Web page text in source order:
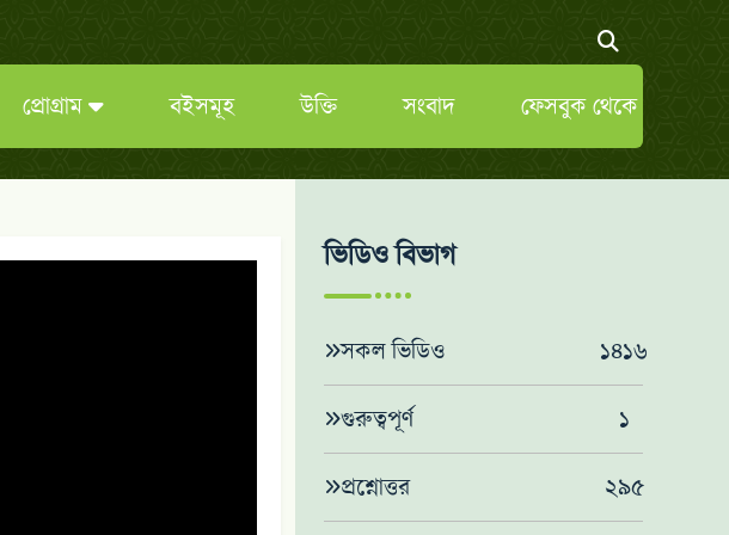
প্রোগ্রাম বইসমূহ উক্তি সংবাদ ফেসবুক থেকে
ভিডিও বিভাগ
সকল ভিডিও ১৪১৬
গুরুত্বপূর্ণ ১
প্রশ্নোত্তর ২৯৫